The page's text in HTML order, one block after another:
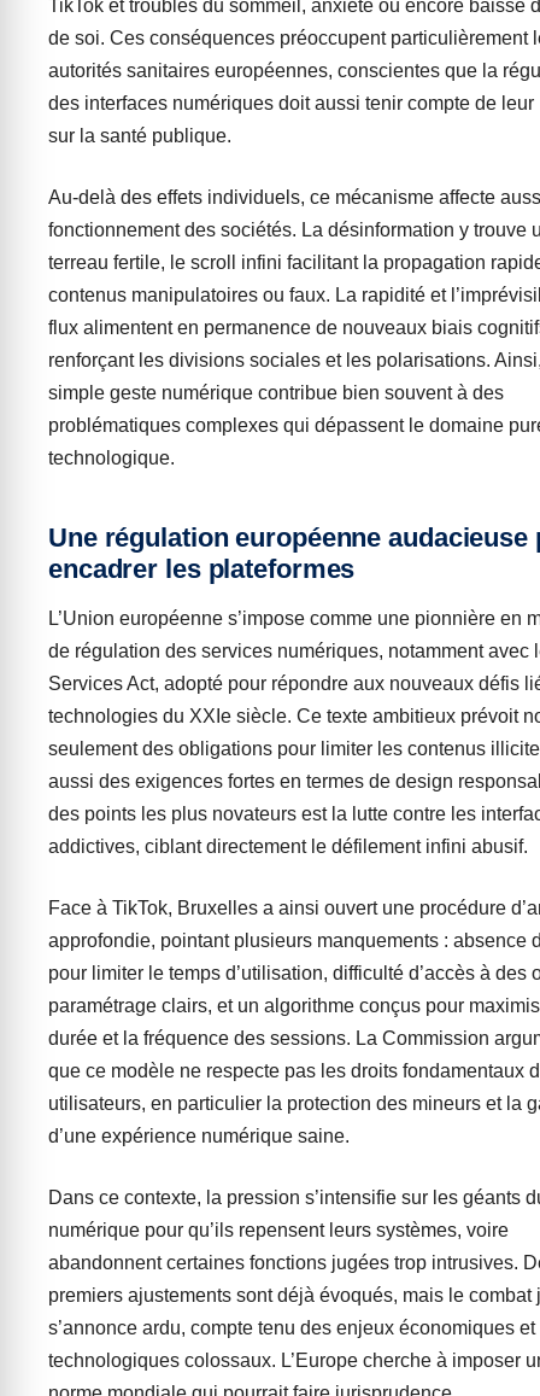
TikTok et troubles du sommeil, anxiété ou encore baisse
de soi. Ces conséquences préoccupent particulièrement
autorités sanitaires européennes, conscientes que la
des interfaces numériques doit aussi tenir compte de leur
sur la santé publique.
Au-delà des effets individuels, ce mécanisme affecte
fonctionnement des sociétés. La désinformation y trouve
terreau fertile, le scroll infini facilitant la propagation
contenus manipulatoires ou faux. La rapidité et
flux alimentent en permanence de nouveaux biais
renforçant les divisions sociales et les polarisations.
simple geste numérique contribue bien souvent à des
problématiques complexes qui dépassent le domaine
technologique.
Une régulation européenne audacieuse
encadrer les plateformes
L’Union européenne s’impose comme une pionnière en
de régulation des services numériques, notamment avec
Services Act, adopté pour répondre aux nouveaux défis
technologies du XXIe siècle. Ce texte ambitieux prévoit
seulement des obligations pour limiter les contenus
aussi des exigences fortes en termes de design
des points les plus novateurs est la lutte contre les
addictives, ciblant directement le défilement infini abusif.
Face à TikTok, Bruxelles a ainsi ouvert une procédure
approfondie, pointant plusieurs manquements : absence
pour limiter le temps d’utilisation, difficulté d’accès à des
paramétrage clairs, et un algorithme conçus pour
durée et la fréquence des sessions. La Commission
que ce modèle ne respecte pas les droits fondamentaux
utilisateurs, en particulier la protection des mineurs et la
d’une expérience numérique saine.
Dans ce contexte, la pression s’intensifie sur les géants
numérique pour qu’ils repensent leurs systèmes, voire
abandonnent certaines fonctions jugées trop intrusives.
premiers ajustements sont déjà évoqués, mais le combat
s’annonce ardu, compte tenu des enjeux économiques et
technologiques colossaux. L’Europe cherche à imposer